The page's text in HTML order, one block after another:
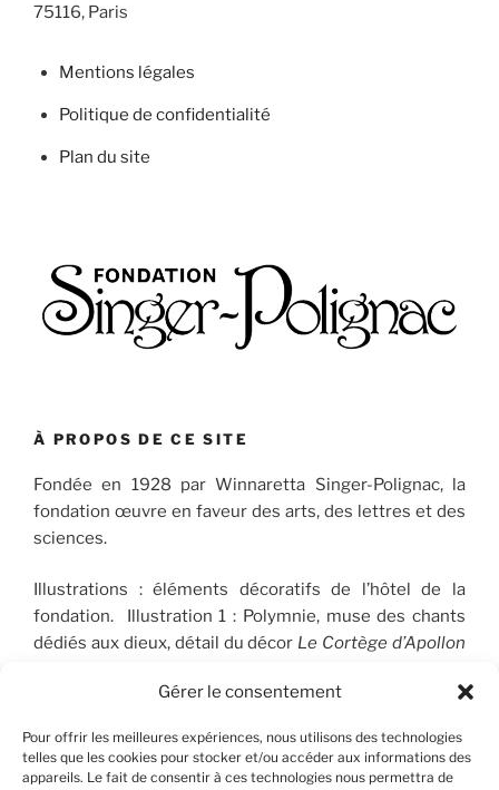
Gérer le consentement
Pour offrir les meilleures expériences, nous utilisons des technologies
telles que les cookies pour stocker et/ou accéder aux informations des
appareils. Le fait de consentir à ces technologies nous permettra de
75116, Paris
Mentions légales
Politique de confidentialité
Plan du site
À PROPOS DE CE SITE
Fondée en 1928 par Winnaretta Singer-Polignac, la
fondation œuvre en faveur des arts, des lettres et des
sciences.
Illustrations : éléments décoratifs de l’hôtel de la
fondation. Illustration 1 : Polymnie, muse des chants
dédiés aux dieux, détail du décor Le Cortège d’Apollon
orne le plafond du Salon de musique. © FSP/OLG